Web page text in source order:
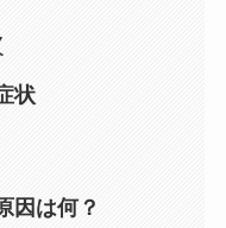
状
因は何？